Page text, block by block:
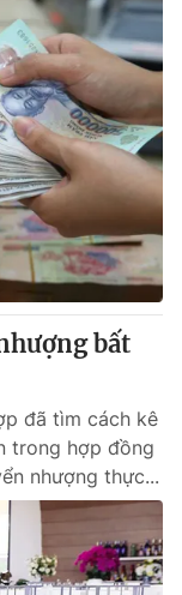
bất
đã tìm cách kê
trong hợp đồng
nhượng thực...